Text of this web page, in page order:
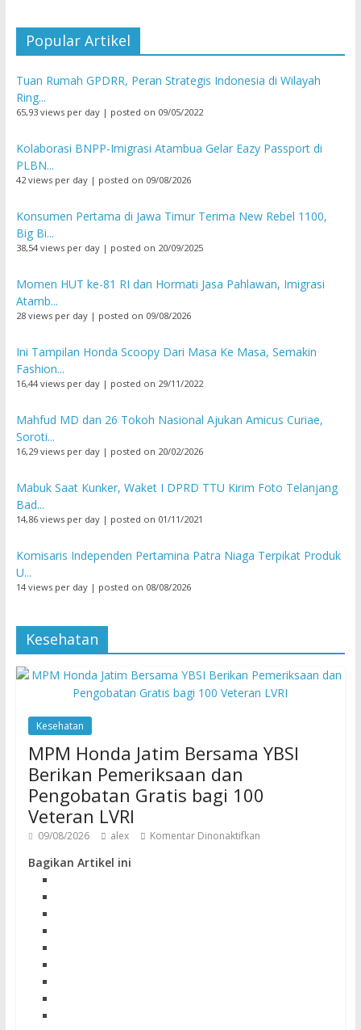
Popular Artikel
Tuan Rumah GPDRR, Peran Strategis Indonesia di Wilayah
Ring...
65,93 views per day| posted on 09/05/2022
Kolaborasi BNPP-Imigrasi Atambua Gelar Eazy Passport di
PLBN...
42 views per day| posted on 09/08/2026
Konsumen Pertama di Jawa Timur Terima New Rebel 1100,
Big Bi...
38,54 views per day| posted on 20/09/2025
Momen HUT ke-81 RI dan Hormati Jasa Pahlawan, Imigrasi
Atamb...
28 views per day| posted on 09/08/2026
Ini Tampilan Honda Scoopy Dari Masa Ke Masa, Semakin
Fashion...
16,44 views per day| posted on 29/11/2022
Mahfud MD dan 26 Tokoh Nasional Ajukan Amicus Curiae,
Soroti...
16,29 views per day| posted on 20/02/2026
Mabuk Saat Kunker, Waket I DPRD TTU Kirim Foto Telanjang
Bad...
14,86 views per day| posted on 01/11/2021
Komisaris Independen Pertamina Patra Niaga Terpikat Produk
U...
14 views per day| posted on 08/08/2026
Kesehatan
Kesehatan
MPM Honda Jatim Bersama YBSI
Berikan Pemeriksaan dan
Pengobatan Gratis bagi 100
Veteran LVRI
09/08/2026 alex Komentar Dinonaktifkan
Bagikan Artikel ini